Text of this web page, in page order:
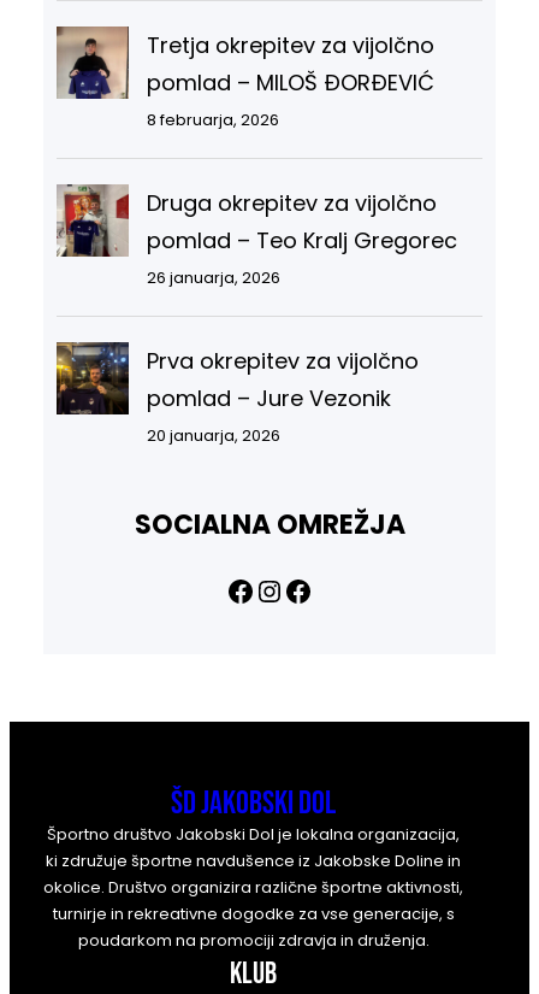
Tretja okrepitev za vijolčno
pomlad – MILOŠ ĐORĐEVIĆ
8 februarja, 2026
Druga okrepitev za vijolčno
pomlad – Teo Kralj Gregorec
26 januarja, 2026
Prva okrepitev za vijolčno
pomlad – Jure Vezonik
20 januarja, 2026
SOCIALNA OMREŽJA
Facebook InstagramFacebook
ŠD Jakobski Dol
Športno društvo Jakobski Dol je lokalna organizacija,
ki združuje športne navdušence iz Jakobske Doline in
okolice. Društvo organizira različne športne aktivnosti,
turnirje in rekreativne dogodke za vse generacije, s
poudarkom na promociji zdravja in druženja.
KLUB